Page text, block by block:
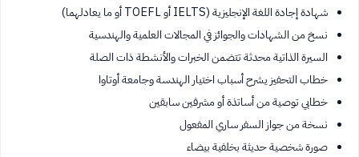
شهادة إجادة اللغة الإنجليزية (IELTS أو TOEFL أو ما يعادلهما)
نسخ من الشهادات والجوائز في المجالات العلمية والهندسية
السيرة الذاتية محدثة تتضمن الخبرات والأنشطة ذات الصلة
خطاب التحفيز يشرح أسباب اختيار الهندسة وجامعة أوتاوا
خطابي توصية من أساتذة أو مشرفين سابقين
نسخة من جواز السفر ساري المفعول
صورة شخصية حديثة بخلفية بيضاء